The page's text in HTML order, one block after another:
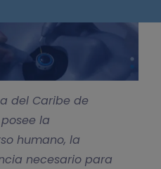
del Caribe de
la
humano, la
necesario para